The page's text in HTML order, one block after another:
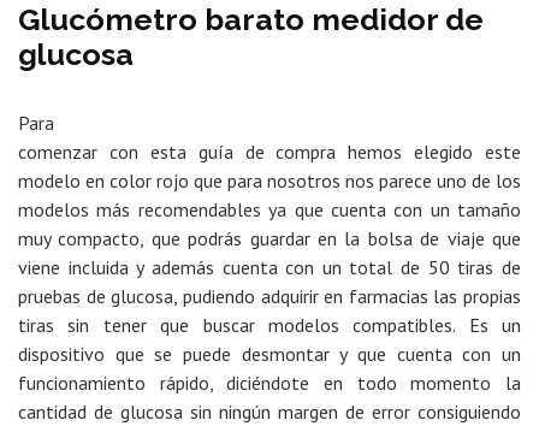
Glucómetro barato medidor de
glucosa
Para
comenzar con esta guía de compra hemos elegido este
modelo en color rojo que para nosotros nos parece uno de los
modelos más recomendables ya que cuenta con un tamaño
muy compacto, que podrás guardar en la bolsa de viaje que
viene incluida y además cuenta con un total de 50 tiras de
pruebas de glucosa, pudiendo adquirir en farmacias las propias
tiras sin tener que buscar modelos compatibles. Es un
dispositivo que se puede desmontar y que cuenta con un
funcionamiento rápido, diciéndote en todo momento la
cantidad de glucosa sin ningún margen de error consiguiendo